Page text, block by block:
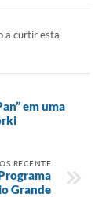
a curtir esta
em uma
RECENTE
Grande